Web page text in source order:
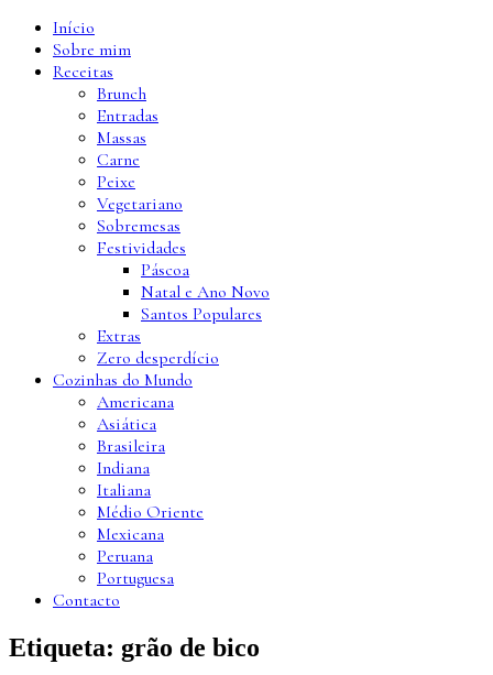
Início
Sobre mim
Receitas
Brunch
Entradas
Massas
Carne
Peixe
Vegetariano
Sobremesas
Festividades
Páscoa
Natal e Ano Novo
Santos Populares
Extras
Zero desperdício
Cozinhas do Mundo
Americana
Asiática
Brasileira
Indiana
Italiana
Médio Oriente
Mexicana
Peruana
Portuguesa
Contacto
Etiqueta: grão de bico